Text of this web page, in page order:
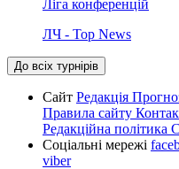
Ліга конференцій
ЛЧ - Top News
До всіх турнірів
Сайт Редакція
Правила сайту
Редакційна політика
Соціальні мережі
viber